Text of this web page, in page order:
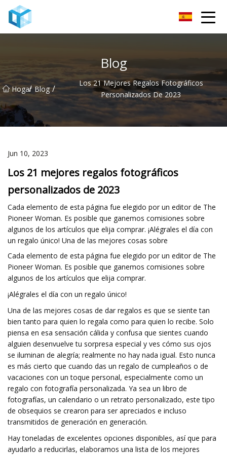
Blog
Hogar
/ Blog /
Los 21 Mejores Regalos Fotográficos
Personalizados De 2023
Jun 10, 2023
Los 21 mejores regalos fotográficos
personalizados de 2023
Cada elemento de esta página fue elegido por un editor de The
Pioneer Woman. Es posible que ganemos comisiones sobre
algunos de los artículos que elija comprar. ¡Alégrales el día con
un regalo único! Una de las mejores cosas sobre
Cada elemento de esta página fue elegido por un editor de The
Pioneer Woman. Es posible que ganemos comisiones sobre
algunos de los artículos que elija comprar.
¡Alégrales el día con un regalo único!
Una de las mejores cosas de dar regalos es que se siente tan
bien tanto para quien lo regala como para quien lo recibe. Solo
piensa en esa sensación cálida y confusa que sientes cuando
alguien desenvuelve tu sorpresa especial y ves cómo sus ojos
se iluminan de alegría; realmente no hay nada igual. Esto nunca
es más cierto que cuando das un regalo de cumpleaños o de
vacaciones con un toque personal, especialmente como un
regalo con fotografía personalizada. Ya sea un libro de
fotografías, un calendario o un retrato personalizado, este tipo
de obsequios se crearon para ser apreciados e incluso
transmitidos de generación en generación.
Hay toneladas de excelentes opciones disponibles, así que para
ayudarlo a reducirlas, elaboramos una lista de los mejores